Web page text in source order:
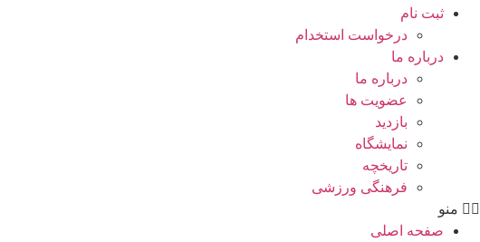
ثبت نام
درخواست استخدام
درباره ما
درباره ما
عضویت ها
بازدید
نمایشگاه
تاريخچه
فرهنگی ورزشی
منو
صفحه اصلی